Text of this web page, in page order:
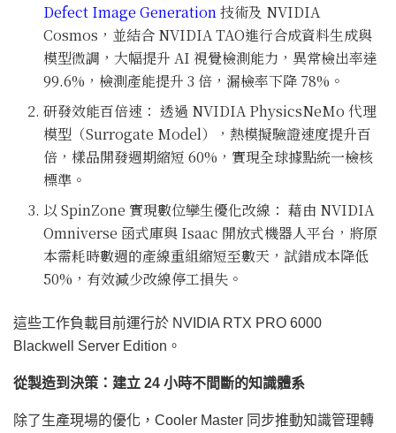
Defect Image Generation技術及 NVIDIA
Cosmos，並結合 NVIDIA TAO進行合成資料生成與
模型微調，大幅提升 AI 視覺檢測能力，異常檢出率達
99.6%，檢測產能提升 3 倍，漏檢率下降 78%。
研發效能百倍速： 透過 NVIDIA PhysicsNeMo 代理
模型（Surrogate Model），熱模擬驗證速度提升百
倍，樣品開發週期縮短 60%，實現全球據點統一檢核
標準。
以 SpinZone 實現數位孿生優化改線： 藉由 NVIDIA
Omniverse 函式庫與 Isaac 開放式機器人平台，將原
本需耗時數週的產線重組縮短至數天，試錯成本降低
50%，有效減少改線停工損失。
這些工作負載目前運行於 NVIDIA RTX PRO 6000
Blackwell Server Edition。
從製造到決策：建立 24 小時不間斷的知識體系
除了生產現場的優化，Cooler Master 同步推動知識管理轉